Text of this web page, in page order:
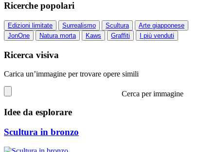
Ricerche popolari
Edizioni limitate Surrealismo Scultura
Arte giapponese
JonOne
Natura morta Kaws Graffiti I più venduti
Ricerca visiva
Carica un’immagine per trovare opere simili
Cerca per immagine
Idee da esplorare
Scultura in bronzo